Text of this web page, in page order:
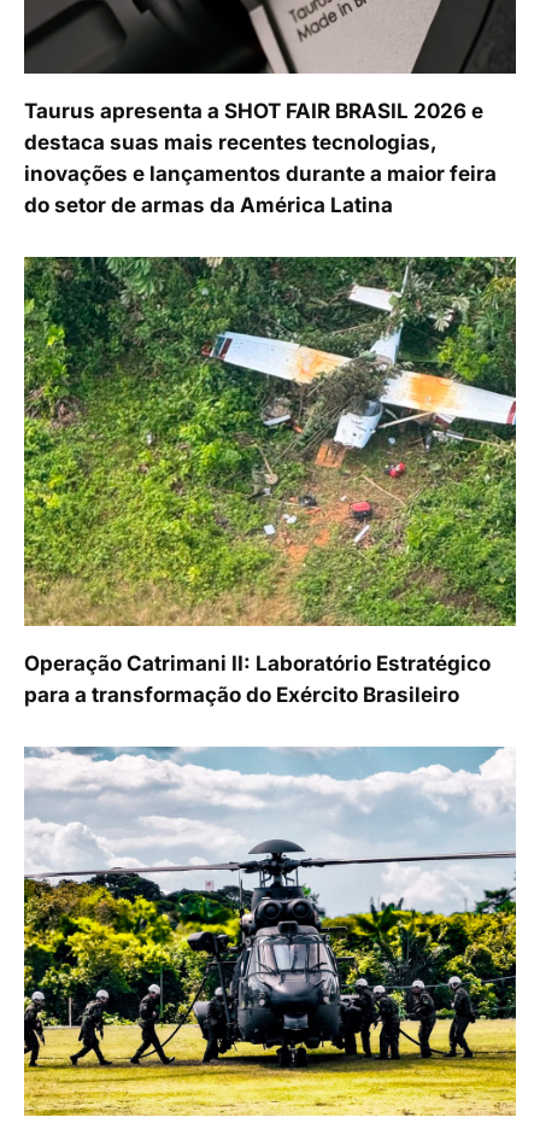
Taurus apresenta a SHOT FAIR BRASIL 2026 e
destaca suas mais recentes tecnologias,
inovações e lançamentos durante a maior feira
do setor de armas da América Latina
Operação Catrimani II: Laboratório Estratégico
para a transformação do Exército Brasileiro